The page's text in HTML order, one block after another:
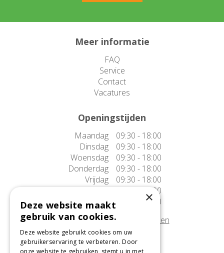
Meer informatie
FAQ
Service
Contact
Vacatures
Openingstijden
Maandag
09:30 - 18:00
Dinsdag
09:30 - 18:00
Woensdag
09:30 - 18:00
Donderdag
09:30 - 18:00
Vrijdag
09:30 - 18:00
Zaterdag
09:30 - 17:00
Zondag
10:00 - 17:00
Afwijkende openingstijden tonen
Onze locatie
×
Deze website maakt
gebruik van cookies.
Deze website gebruikt cookies om uw
gebruikerservaring te verbeteren. Door
onze website te gebruiken, stemt u in met